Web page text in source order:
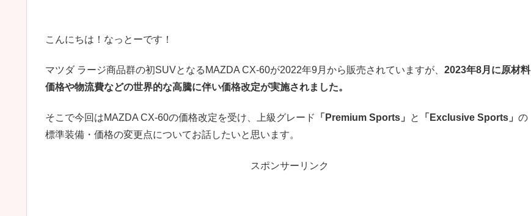
こんにちは！なっとーです！
マツダ ラージ商品群の初SUVとなるMAZDA CX-60が2022年9月から販売されていますが、 2023年8月に原材料
価格や物流費などの世界的な高騰に伴い価格改定が実施されました。
そこで今回はMAZDA CX-60の価格改定を受け、上級グレード 「Premium Sports」 と 「Exclusive Sports」 の
標準装備・価格の変更点についてお話したいと思います。
スポンサーリンク